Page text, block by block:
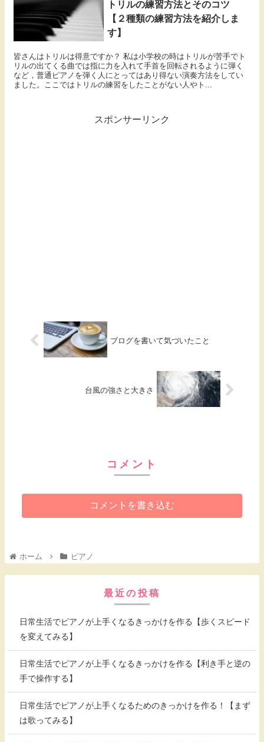
トリルの練習方法とそのコツ
【２種類の練習方法を紹介しま
す】
皆さんはトリルは得意ですか？ 私は小学校の時はトリルが苦手でト
リルの出てくる曲では指に力を入れて手首を回転されるように弾く
など，普通ピアノを弾く人にとってはあり得ない演奏方法をしてい
ました。ここではトリルの練習をしたことがない人やト...
スポンサーリンク
ブログを書いて気づいたこと
台風の強さと大きさ
コメント
コメントを書き込む
ホーム ピアノ
最近の投稿
日常生活でピアノが上手くなるきっかけを作る【歩くスピード
を変えてみる】
日常生活でピアノが上手くなるきっかけを作る【利き手と逆の
手で操作する】
日常生活でピアノが上手くなるためのきっかけを作る！【まず
は歌ってみる】